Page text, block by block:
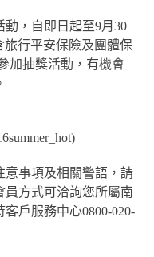
，自即日起至9月30
旅行平安保險及團體保
加抽獎活動，有機會
意事項及相關警語，請
員方式可洽詢您所屬南
戶服務中心0800-020-